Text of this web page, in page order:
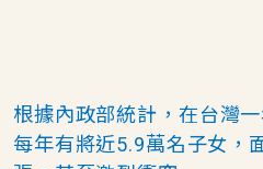
根據內政部統計，在台灣
每年有將近5.9萬名子女，